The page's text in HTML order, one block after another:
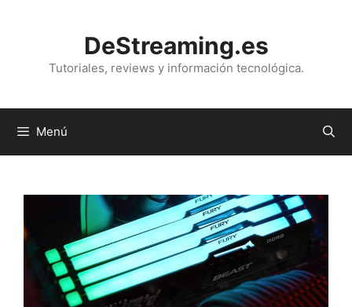
DeStreaming.es
Tutoriales, reviews y información tecnológica.
Menú